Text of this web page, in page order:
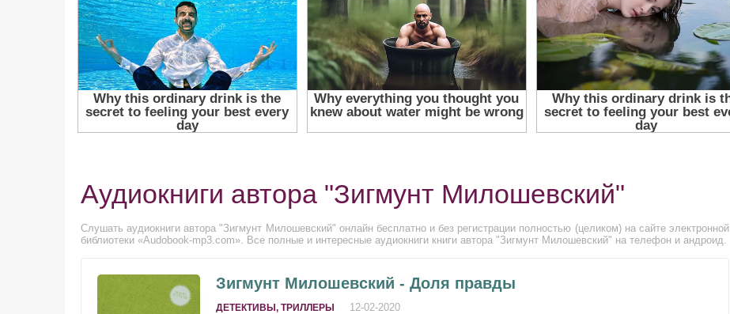
Аудиокниги автора "Зигмунт Милошевский"
Слушать аудиокниги автора "Зигмунт Милошевский" онлайн бесплатно и без регистрации полностью (целиком) на сайте электронной
библиотеки «Audobook-mp3.com». Все полные и интересные аудиокниги книги автора "Зигмунт Милошевский" на телефон и андроид.
Зигмунт Милошевский - Доля правды
ДЕТЕКТИВЫ, ТРИЛЛЕРЫ 12-02-2020